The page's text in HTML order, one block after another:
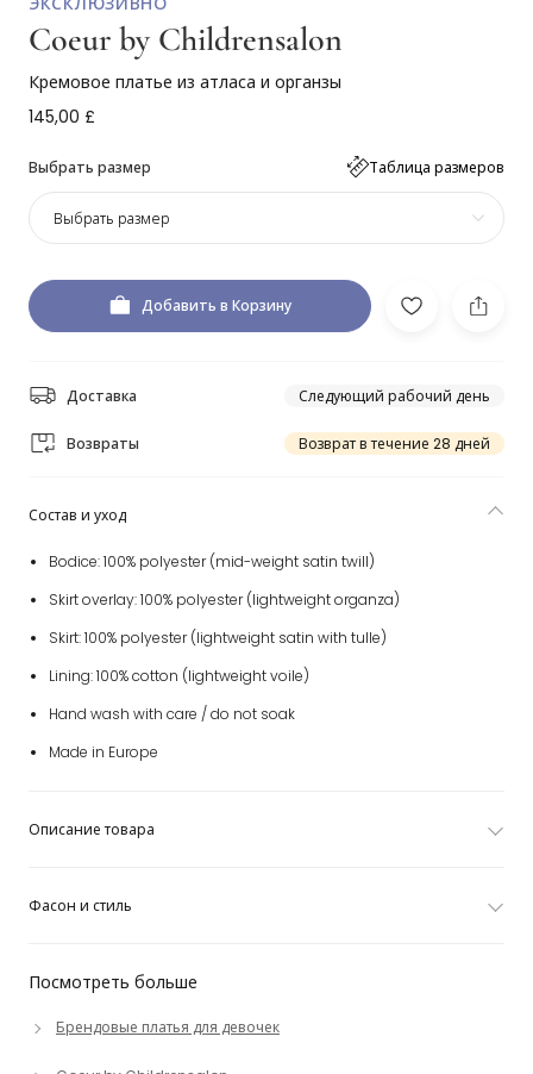
Coeur by Childrensalon
Кремовое платье из атласа и органзы
145,00 £
Выбрать размер Таблица размеров
Выбрать размер
Добавить в Корзину
Доставка Следующий рабочий день
Возвраты Возврат в течение 28 дней
Посмотреть больше
Брендовые платья для девочек
Состав и уход
Bodice: 100% polyester (mid-weight satin twill)
Skirt overlay: 100% polyester (lightweight organza)
Skirt: 100% polyester (lightweight satin with tulle)
Lining: 100% cotton (lightweight voile)
Hand wash with care / do not soak
Made in Europe
Описание товара
Фасон и стиль